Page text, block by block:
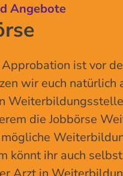
Angebote
ist vor
wir euch natürlich
die Jobbörse
könnt ihr auch